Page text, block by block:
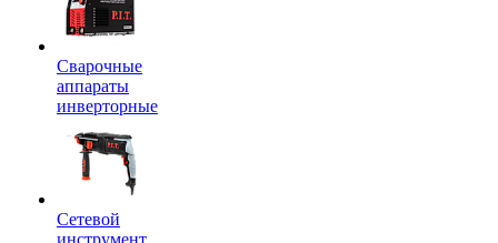
Сварочные
аппараты
инверторные
Сетевой
инструмент